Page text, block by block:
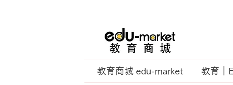
教育商城 edu-market 教育｜